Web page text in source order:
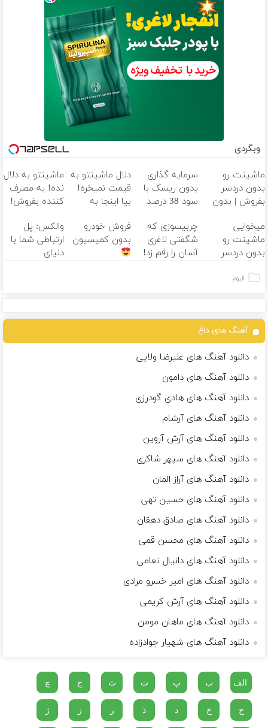
وبگردی
ماشینت رو
بدون دردسر
بفروش | بدون
سرمایه گذاری
بدون ریسک با
سود 38 درصد
دلال ماشینتو به
قیمت نمیخره!
بیا اینجا به
بفروش*فقط
خریدار واقعی*
ماشینتو به دلال
نده! به مصرف
کننده بفروش!
یک تماس
میخوایی
ماشینت رو
بدون دردسر
کمیسیون
چربیسوزی که
شگفتی لاغری
آسان را رقم زد!
فروش خودرو
بدون کمیسیون
والکس: پل
ارتباطی شما با
دنیای
آلبوم
آهنگ های داغ
دانلود آهنگ های علیرضا ولایی
دانلود آهنگ های دامون
دانلود آهنگ های هادی گودرزی
دانلود آهنگ های آرشام
دانلود آهنگ های آرش آروین
دانلود آهنگ های سپهر شاکری
دانلود آهنگ های آراز المان
دانلود آهنگ های حسین تهی
دانلود آهنگ های صادق دهقان
دانلود آهنگ های محسن قمی
دانلود آهنگ های دانیال نعامی
دانلود آهنگ های امیر خسرو مرادی
دانلود آهنگ های آرش کریمی
دانلود آهنگ های ماهان مومن
دانلود آهنگ های شهیار جوادزاده
الف ب پ ت ث ج چ
ح خ د ذ ر ز ژ